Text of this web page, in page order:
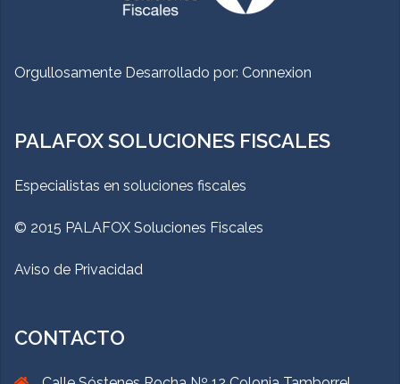
Orgullosamente Desarrollado por: Connexion
PALAFOX SOLUCIONES FISCALES
Especialistas en soluciones fiscales
© 2015 PALAFOX Soluciones Fiscales
Aviso de Privacidad
CONTACTO